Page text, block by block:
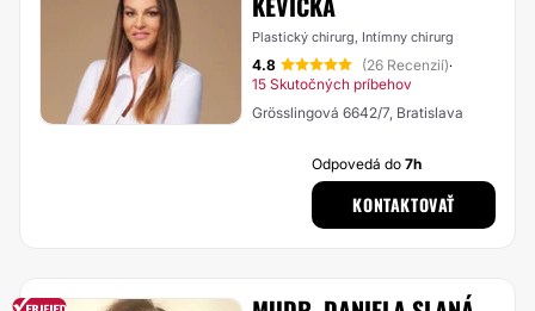
Plastický chirurg, Intímny chirurg
4.8 (26 Recenzií)·
15 Skutočných príbehov
Grösslingová 6642/7, Bratislava
Odpovedá do7h
KONTAKTOVAŤ